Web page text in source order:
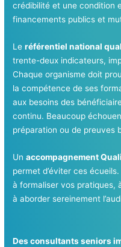
crédibilité et une condition
financements publics et
Leréférentiel national
trente-deux indicateurs,
Chaque organisme doit
la compétence de ses
aux besoins des
continu. Beaucoup
préparation ou de preuves
Unaccompagnement
permet d’éviter ces
à formaliser vos pratiques,
à aborder sereinement
Des consultants seniors